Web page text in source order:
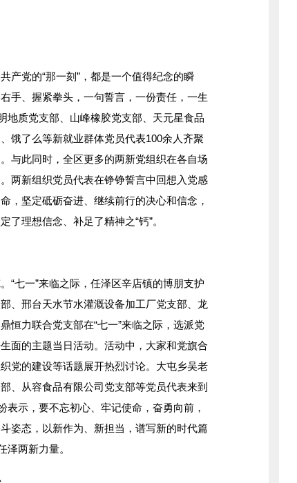
党的“那一刻”，都是一个值得纪念的瞬
手、握紧拳头，一句誓言，一份责任，一生
地质党支部、山峰橡胶党支部、天元星食品
饿了么等新就业群体党员代表100余人齐聚
与此同时，全区更多的两新党组织在各自场
两新组织党员代表在铮铮誓言中回想入党感
，坚定砥砺奋进、继续前行的决心和信念，
理想信念、补足了精神之“钙”。
七一”来临之际，任泽区辛店镇的博朋支护
、邢台天水节水灌溉设备加工厂党支部、龙
恒力联合党支部在“七一”来临之际，选派党
面的主题当日活动。活动中，大家和党旗合
党的建设等话题展开热烈讨论。大屯乡吴老
、从容食品有限公司党支部等党员代表来到
表示，要不忘初心、牢记使命，奋勇向前，
姿态，以新作为、新担当，谱写新的时代篇
泽两新力量。